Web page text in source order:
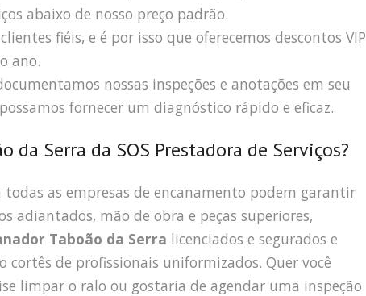
abaixo de nosso preço padrão.
fiéis, e é por isso que oferecemos descontos VIP
ano.
nossas inspeções e anotações em seu
fornecer um diagnóstico rápido e eficaz.
da Serra da SOS Prestadora de Serviços?
todas as empresas de encanamento podem garantir
adiantados, mão de obra e peças superiores,
Taboão da Serra licenciados e segurados e
cortês de profissionais uniformizados. Quer você
limpar o ralo ou gostaria de agendar uma inspeção